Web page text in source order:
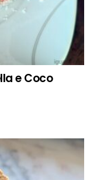
e Coco